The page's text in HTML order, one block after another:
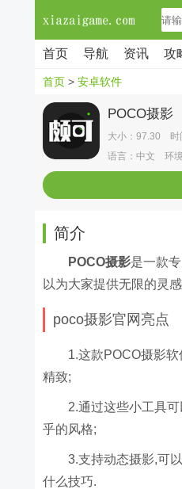
首页 导航 资讯 攻
首页 > 安卓软件
POCO摄影
大小：97.30 时
语言：中文 环
简介
POCO摄影是一款
以为大家提供无限的灵
poco摄影官网亮点
1.这款POCO摄影
精致;
2.通过这些小工具
乎的风格;
3.支持动态摄影,可
什么技巧.